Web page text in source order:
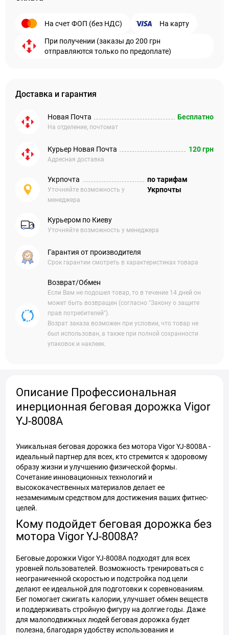
На счет ФОП (без НДС) На карту
При получении (заказы до 200 грн
отправляются только по предоплате)
Доставка и гарантия
Новая Почта
На отделение, почтомат
Бесплатно
Курьер Новая Почта
Адресная доставка
120 грн
Укрпочта
Уточняйте возможность у
менеджера
по тарифам
Укрпочты
Курьером по Киеву
Уточняйте возможность у менеджера
Гарантия от производителя
Срок гарантии смотреть в характеристиках товара
Возврат/Обмен
Если Вам не подошел товар, то в течение 14 дней он
может быть возвращен (согласно "Закону о защите
прав потребителей").
Возрат заказа возможен при условии, что товар не
был использован, а также при полной сохранности
упаковок и наклеек.
Описание Профессиональная
инерционная беговая дорожка Vigor
YJ-8008A
Уникальная беговая дорожка без мотора Vigor YJ-8008A -
идеальный партнер для всех, кто стремится к здоровому
образу жизни и улучшению физической формы.
Сочетание инновационных технологий и
высококачественных материалов делает ее
незаменимым средством для достижения ваших фитнес-
целей.
Кому подойдет беговая дорожка без
мотора Vigor YJ-8008A?
Беговые дорожки Vigor YJ-8008A подходят для всех
уровней пользователей. Возможность тренироваться с
неограниченной скоростью и подстройка под цели
делают ее идеальной для подготовки к соревнованиям.
Бег помогает сжигать калории, улучшает обмен веществ
и поддерживать стройную фигуру на долгие годы. Даже
для малоподвижных людей беговая дорожка будет
полезна, благодаря удобству использования и